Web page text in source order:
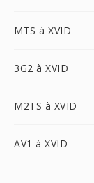
MTS à XVID
3G2 à XVID
M2TS à XVID
AV1 à XVID